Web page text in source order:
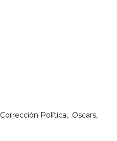
Corrección Política
Oscars